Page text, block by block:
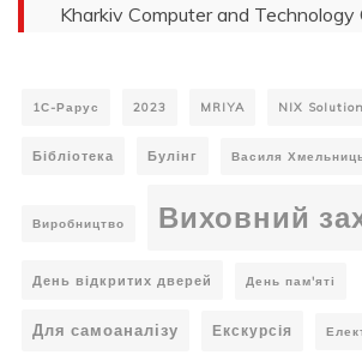
Kharkiv Computer and Technology
1С-Рарус 2023 MRIYA NIX
Бібліотека Булінг Василя
Виробництво Виховний
День відкритих дверей День пам'яті
Для самоаналізу Екскурсія